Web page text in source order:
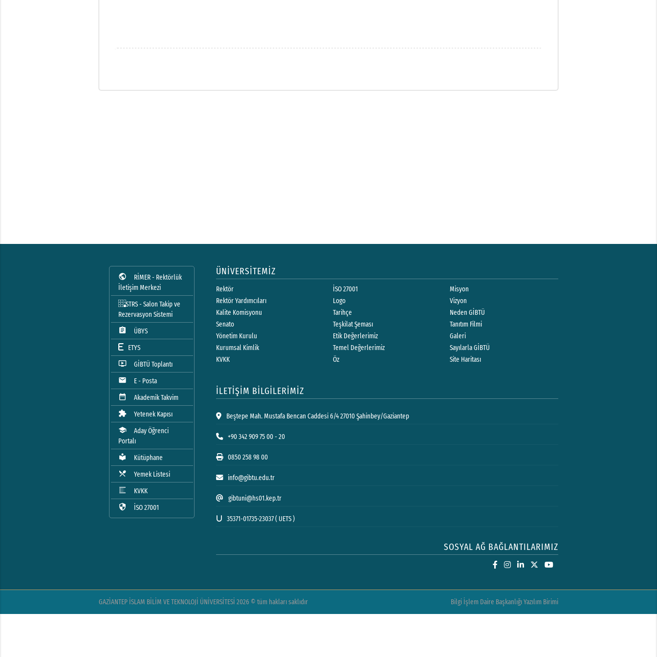
public
RİMER - Rektörlük
İletişim Merkezi
STRS - Salon Takip ve
Rezervasyon Sistemi
assignment
ÜBYS
ETYS
ondemand_video
GİBTÜ Toplantı
mail
E - Posta
date_range
Akademik Takvim
extension
Yetenek Kapısı
school
Aday Öğrenci
Portalı
local_library
Kütüphane
local_dining
Yemek Listesi
blur_linear
KVKK
security
İSO 27001
ÜNİVERSİTEMİZ
Rektör
Rektör Yardımcıları
Kalite Komisyonu
Senato
Yönetim Kurulu
Kurumsal Kimlik
KVKK
İSO 27001
Logo
Tarihçe
Teşkilat Şeması
Etik Değerlerimiz
Temel Değerlerimiz
Öz
Misyon
Vizyon
Neden GİBTÜ
Tanıtım Filmi
Galeri
Sayılarla GİBTÜ
Site Haritası
İLETİŞİM BİLGİLERİMİZ
Beştepe Mah. Mustafa Bencan Caddesi 6/4 27010 Şahinbey/Gaziantep
+90 342 909 75 00 - 20
0850 258 98 00
info@gibtu.edu.tr
gibtuni@hs01.kep.tr
35371-01735-23037 ( UETS )
SOSYAL AĞ BAĞLANTILARIMIZ
GAZİANTEP İSLAM BİLİM VE TEKNOLOJİ ÜNİVERSİTESİ 2026 © tüm hakları saklıdır Bilgi İşlem Daire Başkanlığı Yazılım Birimi